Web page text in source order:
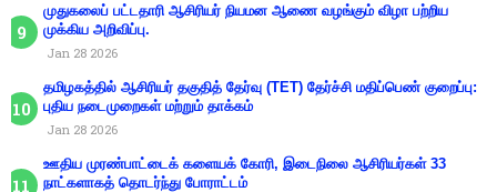
முதுகலைப் பட்டதாரி ஆசிரியர் நியமன ஆணை வழங்கும் விழா பற்றிய
முக்கிய அறிவிப்பு.
Jan 28 2026
தமிழகத்தில் ஆசிரியர் தகுதித் தேர்வு (TET) தேர்ச்சி மதிப்பெண் குறைப்பு:
புதிய நடைமுறைகள் மற்றும் தாக்கம்
Jan 28 2026
ஊதிய முரண்பாட்டைக் களையக் கோரி, இடைநிலை ஆசிரியர்கள் 33
நாட்களாகத் தொடர்ந்து போராட்டம்